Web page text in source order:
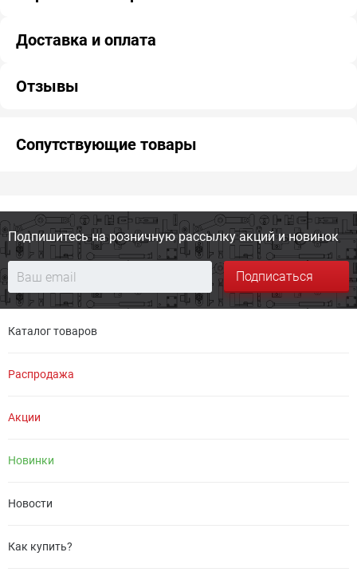
Доставка и оплата
Отзывы
Сопутствующие товары
Подпишитесь на розничную рассылку акций и новинок
Подписаться
Каталог товаров
Распродажа
Акции
Новинки
Новости
Как купить?